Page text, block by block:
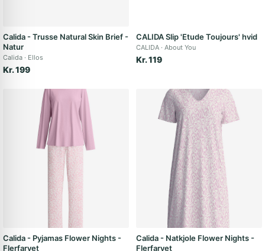
Calida - Trusse Natural Skin Brief -
Natur
Calida Ellos
Kr. 199
CALIDA Slip 'Etude Toujours' hvid
CALIDA About You
Kr. 119
Calida - Pyjamas Flower Nights -
Flerfarvet
Calida - Natkjole Flower Nights -
Flerfarvet